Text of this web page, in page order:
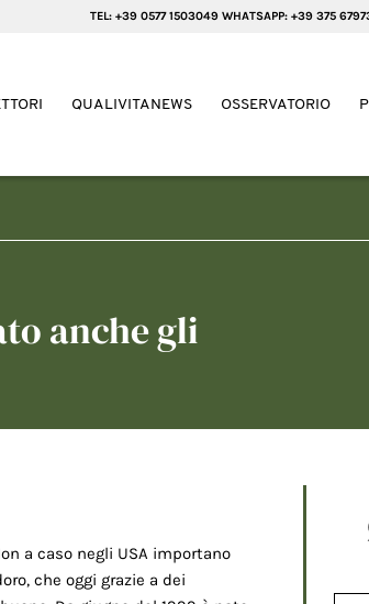
TEL: +39 0577 1503049 WHATSAPP: +39 375
QUALIVITANEWS OSSERVATORIO
anche gli
a caso negli USA importano
che oggi grazie a dei